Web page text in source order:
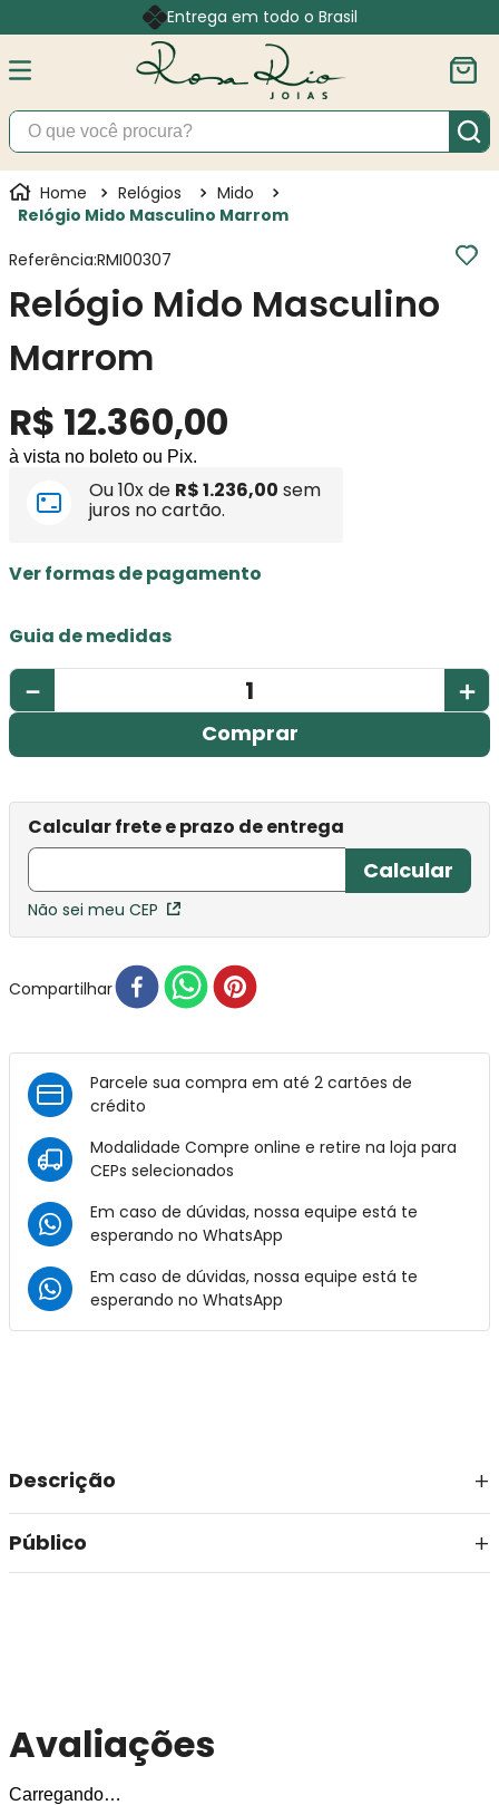
Entrega em todo o Brasil
O que você procura?
Relógios
Mido
Relógio Mido Masculino Marrom
Referência:RMI00307
Relógio Mido Masculino
Marrom
R$ 12.360,00
à vista no boleto ou Pix.
Ou10x de R$1.236,00 sem
juros no cartão.
Ver formas de pagamento
Guia de medidas
＋
－
Comprar
Não sei meu CEP
Compartilhar
Parcele sua compra em até 2 cartões de
crédito
Modalidade Compre online e retire na loja para
CEPs selecionados
Em caso de dúvidas, nossa equipe está te
esperando no WhatsApp
Em caso de dúvidas, nossa equipe está te
esperando no WhatsApp
Descrição
Público
Avaliações
Carregando…